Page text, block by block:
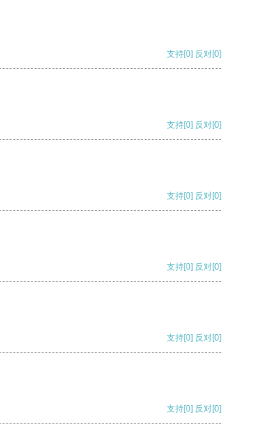
支持[0] 反对[0]
支持[0] 反对[0]
支持[0] 反对[0]
支持[0] 反对[0]
支持[0] 反对[0]
支持[0] 反对[0]